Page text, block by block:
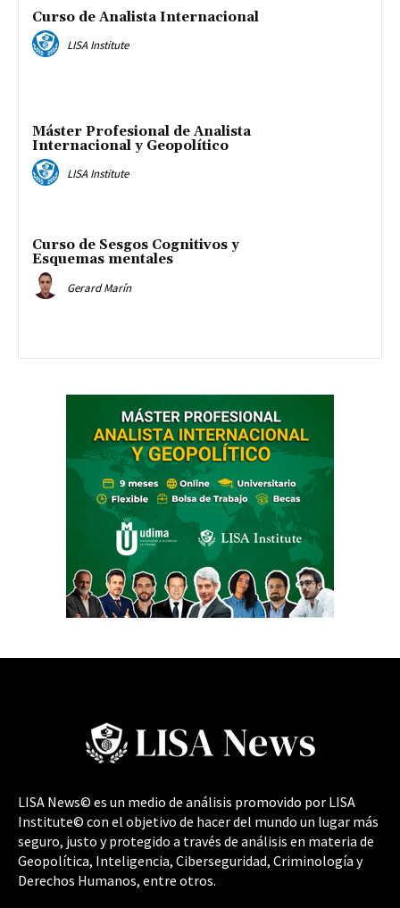
Curso de Analista Internacional
LISA Institute
Máster Profesional de Analista
Internacional y Geopolítico
LISA Institute
Curso de Sesgos Cognitivos y
Esquemas mentales
Gerard Marín
LISA News© es un medio de análisis promovido por LISA
Institute© con el objetivo de hacer del mundo un lugar más
seguro, justo y protegido a través de análisis en materia de
Geopolítica, Inteligencia, Ciberseguridad, Criminología y
Derechos Humanos, entre otros.